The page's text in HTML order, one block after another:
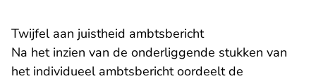
Twijfel aan juistheid ambtsbericht
Na het inzien van de onderliggende stukken van
het individueel ambtsbericht oordeelt de